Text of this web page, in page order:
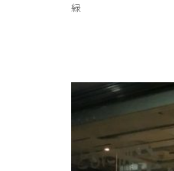
緑